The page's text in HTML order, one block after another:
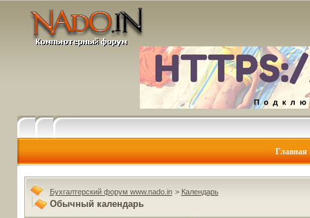
Главная
Бухгалтерский форум www.nado.in > Календарь
Обычный календарь